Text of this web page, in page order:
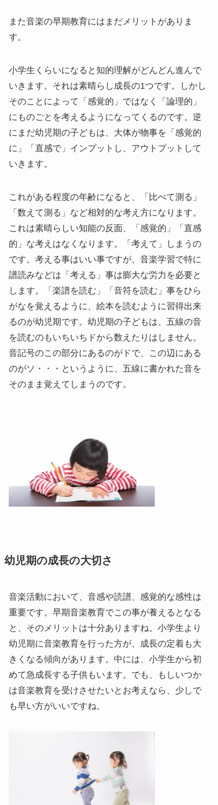
また音楽の早期教育にはまだメリットがありま
す。
小学生くらいになると知的理解がどんどん進んで
いきます。それは素晴らし成長の1つです。しかし
そのことによって「感覚的」ではなく「論理的」
にものごとを考えるようになってくるのです。逆
にまだ幼児期の子どもは、大体が物事を「感覚的
に」「直感で」インプットし、アウトプットして
いきます。
これがある程度の年齢になると、「比べて測る」
「数えて測る」など相対的な考え方になります。
これは素晴らしい知能の反面、「感覚的」「直感
的」な考えはなくなります。「考えて」しまうの
です。考える事はいい事ですが、音楽学習で特に
譜読みなどは「考える」事は膨大な労力を必要と
します。「楽譜を読む」「音符を読む」事をひら
がなを覚えるように、絵本を読むように習得出来
るのが幼児期です。 幼児期の子どもは、五線の音
を読むのもいちいちドから数えたりはしません。
音記号のこの部分にあるのがドで、この辺にある
のがソ・・・というように、五線に書かれた音を
そのまま覚えてしまうのです。
幼児期の成長の大切さ
音楽活動において、音感や読譜、感覚的な感性は
重要です。早期音楽教育でこの事が養えるとなる
と、そのメリットは十分ありますね。小学生より
幼児期に音楽教育を行った方が、成長の定着も大
きくなる傾向があります。中には、小学生から初
めて急成長する子供もいます。でも、もしいつか
は音楽教育を受けさせたいとお考えなら、少しで
も早い方がいいですね。